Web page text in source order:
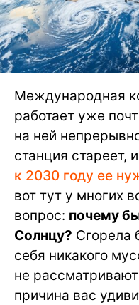
Международная
работает уже
на ней
станция стареет,
к 2030 году ее
вот тут у многих
вопрос: почему
Солнцу? Сгорела
себя никакого
не
причина вас